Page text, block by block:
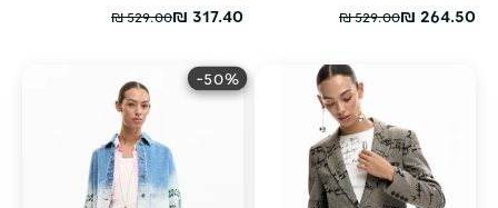
מחיר מבצע
264.50 ₪ מחיר רגיל
529.00 ₪
מחיר מבצע
317.40 ₪ מחיר רגיל
529.00 ₪
50%-